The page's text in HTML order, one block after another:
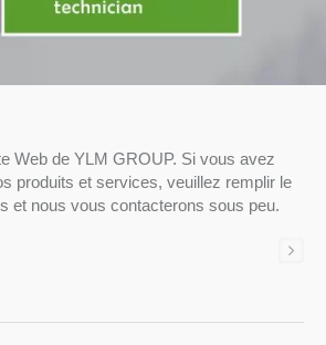
Web de YLM GROUP. Si vous avez
produits et services, veuillez remplir le
et nous vous contacterons sous peu.